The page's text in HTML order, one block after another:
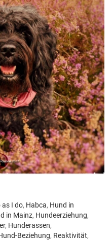
as I do, Habca, Hund in
in Mainz, Hundeerziehung,
, Hunderassen,
Beziehung, Reaktivität,